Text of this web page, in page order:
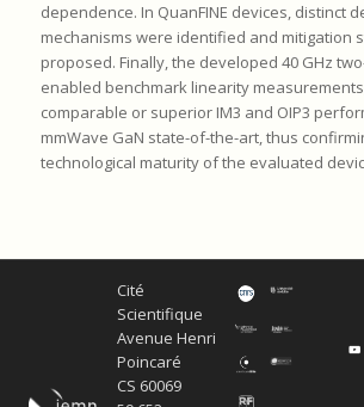
dependence. In QuanFINE devices, distinct
mechanisms were identified and mitigation
proposed. Finally, the developed 40 GHz
enabled benchmark linearity
comparable or superior IM3 and OIP3
mmWave GaN state-of-the-art, thus
technological maturity of the evaluated
Cité
Scientifique
Avenue Henri
Poincaré
CS 60069